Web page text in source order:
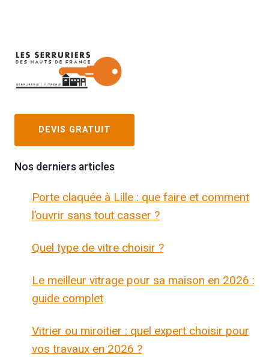
DEVIS GRATUIT
Nos derniers articles
Porte claquée à Lille : que faire et comment
l’ouvrir sans tout casser ?
Quel type de vitre choisir ?
Le meilleur vitrage pour sa maison en 2026 :
guide complet
Vitrier ou miroitier : quel expert choisir pour
vos travaux en 2026 ?